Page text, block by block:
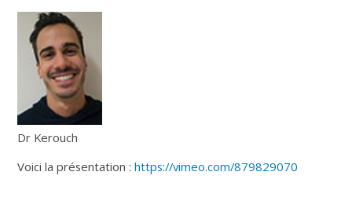
Dr Kerouch
Voici la présentation :https://vimeo.com/879829070